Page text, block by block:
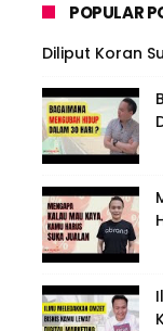
POPULAR
Diliput Koran